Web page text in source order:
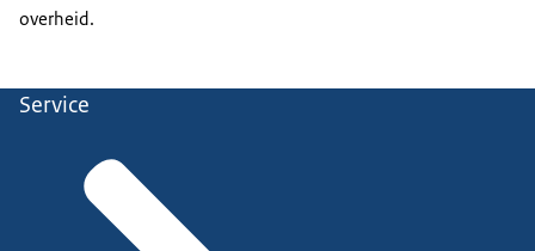
overheid.
Service